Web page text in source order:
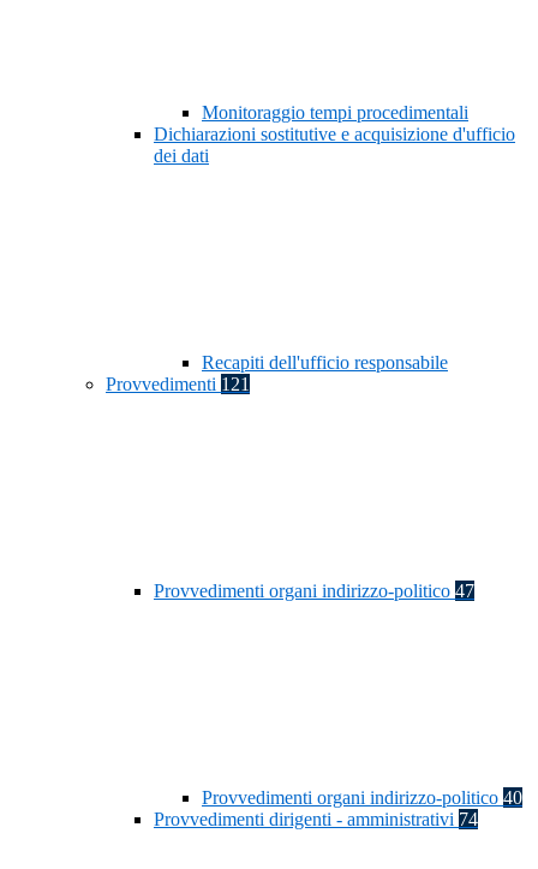
Monitoraggio tempi procedimentali
Dichiarazioni sostitutive e acquisizione d'ufficio
dei dati
Recapiti dell'ufficio responsabile
Provvedimenti 121
Provvedimenti organi indirizzo-politico 47
Provvedimenti organi indirizzo-politico 40
Provvedimenti dirigenti - amministrativi 74